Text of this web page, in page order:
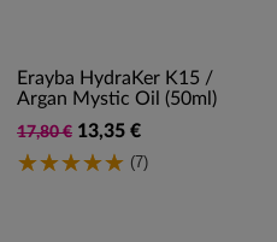
Erayba HydraKer K15 /
Argan Mystic Oil (50ml)
17,80 € 13,35 €
(7)